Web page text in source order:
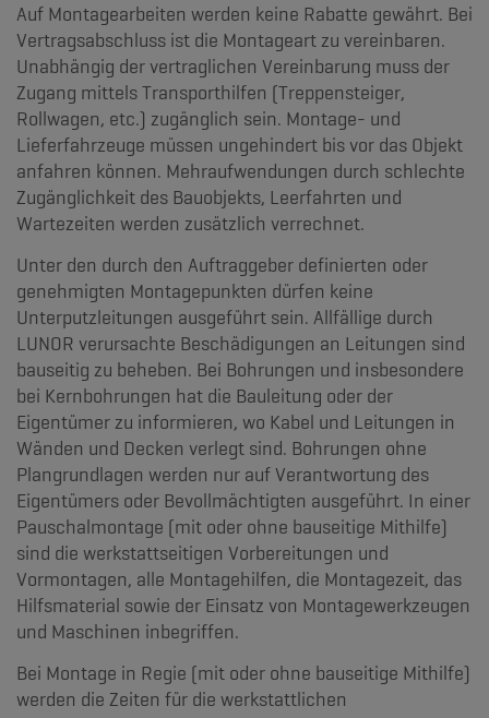
Auf Montagearbeiten werden keine Rabatte gewährt. Bei
Vertragsabschluss ist die Montageart zu vereinbaren.
Unabhängig der vertraglichen Vereinbarung muss der
Zugang mittels Transporthilfen (Treppensteiger,
Rollwagen, etc.) zugänglich sein. Montage- und
Lieferfahrzeuge müssen ungehindert bis vor das Objekt
anfahren können. Mehraufwendungen durch schlechte
Zugänglichkeit des Bauobjekts, Leerfahrten und
Wartezeiten werden zusätzlich verrechnet.
Unter den durch den Auftraggeber definierten oder
genehmigten Montagepunkten dürfen keine
Unterputzleitungen ausgeführt sein. Allfällige durch
LUNOR verursachte Beschädigungen an Leitungen sind
bauseitig zu beheben. Bei Bohrungen und insbesondere
bei Kernbohrungen hat die Bauleitung oder der
Eigentümer zu informieren, wo Kabel und Leitungen in
Wänden und Decken verlegt sind. Bohrungen ohne
Plangrundlagen werden nur auf Verantwortung des
Eigentümers oder Bevollmächtigten ausgeführt. In einer
Pauschalmontage (mit oder ohne bauseitige Mithilfe)
sind die werkstattseitigen Vorbereitungen und
Vormontagen, alle Montagehilfen, die Montagezeit, das
Hilfsmaterial sowie der Einsatz von Montagewerkzeugen
und Maschinen inbegriffen.
Bei Montage in Regie (mit oder ohne bauseitige Mithilfe)
werden die Zeiten für die werkstattlichen